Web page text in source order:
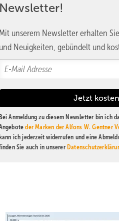
Newsletter!
Mit unserem Newsletter erhalten
und Neuigkeiten, gebündelt und
Bei Anmeldung zu diesem Newsletter bin ich
der Marken der Alfons W. Gentner
kann ich jederzeit widerrufen und eine
Sie auch in unserer